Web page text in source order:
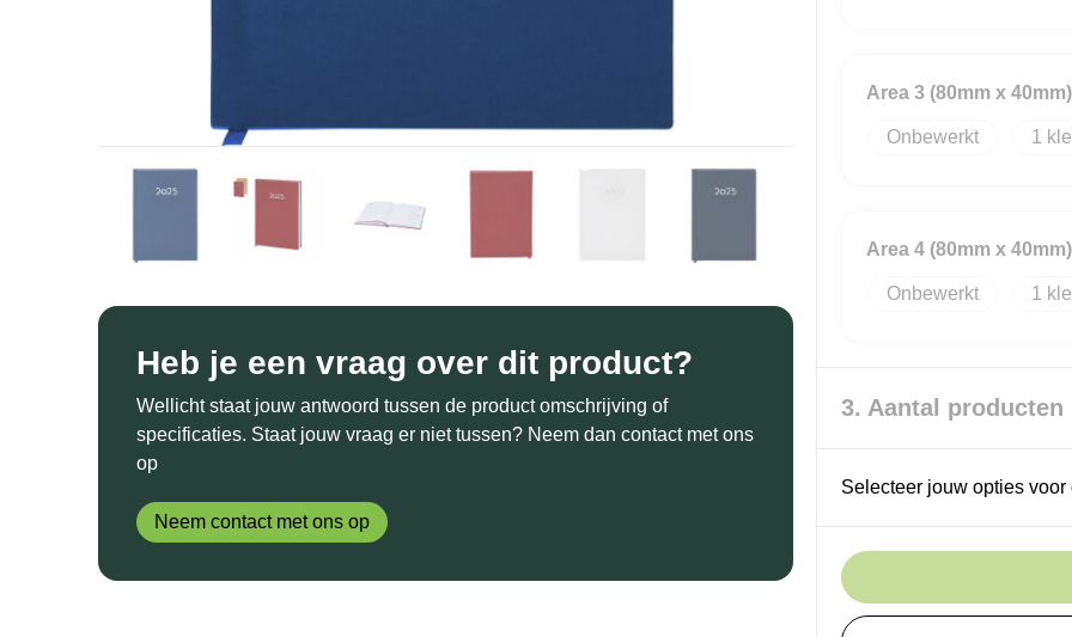
Heb je een vraag over dit product?
Wellicht staat jouw antwoord tussen de product omschrijving of
specificaties. Staat jouw vraag er niet tussen? Neem dan contact met ons
op
Neem contact met ons op
Area 3 (80mm x 40mm)
Onbewerkt 1
Area 4 (80mm x 40mm)
Onbewerkt 1
3. Aantal producten
Selecteer jouw opties